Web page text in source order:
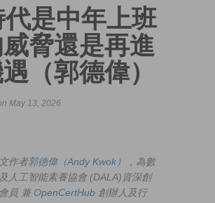
代是中年上班
脅還是再進
（郭德偉）
May 13, 2026
作者郭德偉（Andy Kwok）
，為數
人工智能素養協會 (DALA)資深創
員 兼 OpenCertHub 創辦人及行